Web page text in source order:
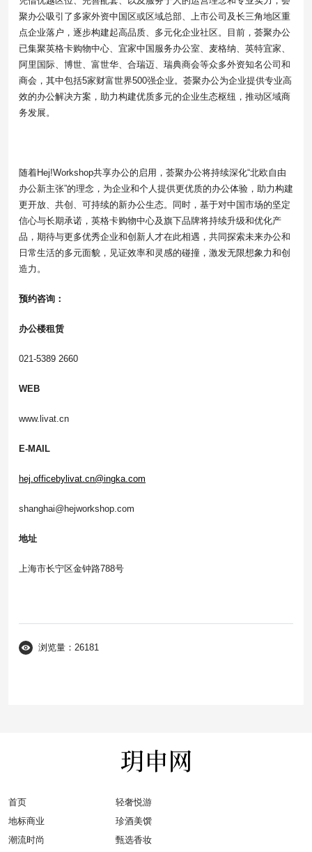
聚办公吸引了多家外资中国区或区域总部、上市公司及长三角地区重
点企业落户，逐步构建起高品质、多元化企业社区。目前，荟聚办公
已集聚英格卡购物中心、宜家中国服务办公室、麦格纳、英特宜家、
阿里国际、博世、富世华、合瑞迈、瑞典商会等众多外资知名公司和
商会，其中包括5家财富世界500强企业。荟聚办公为企业提供专业高
效的办公解决方案，助力构建优质多元的企业生态枢纽，推动区域商
务发展。
随着Hej!Workshop共享办公的启用，荟聚办公将持续深化“北欧自由
办公新主张”的理念，为企业和个人提供更优质的办公体验，助力构建
更开放、共创、可持续的新办公生态。同时，基于对中国市场的坚定
信心与长期承诺，英格卡购物中心及旗下品牌将持续升级和优化产
品，期待与更多优秀企业和创新人才在此相遇，共同探索未来办公和
日常生活的多元面貌，见证效率和灵感的碰撞，激发无限想象力和创
造力。
预约咨询：
办公楼租赁
021-5389 2660
WEB
www.livat.cn
E-MAIL
hej.officebylivat.cn@ingka.com
shanghai@hejworkshop.com
地址
上海市长宁区金钟路788号
浏览量：26181
首页
轻奢悦游
地标商业
珍酒美馔
潮流时尚
甄选香妆